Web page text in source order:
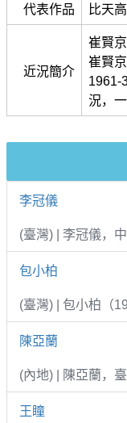
代表作品 比天
近況簡介
崔賢
崔賢
1961-
況，
李冠儀
(臺灣) | 李冠儀，
包小柏
(臺灣) | 包小柏（
陳亞蘭
(內地) | 陳亞蘭，
王瞳